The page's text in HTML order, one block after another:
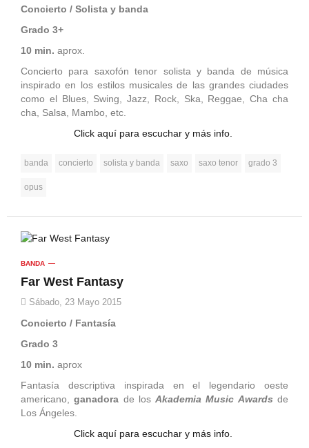
Concierto / Solista y banda
Grado 3+
10 min. aprox.
Concierto para saxofón tenor solista y banda de música
inspirado en los estilos musicales de las grandes ciudades
como el Blues, Swing, Jazz, Rock, Ska, Reggae, Cha cha
cha, Salsa, Mambo, etc.
Click aquí para escuchar y más info.
banda concierto solista y banda saxo saxo tenor grado 3
opus
BANDA
Far West Fantasy
Sábado, 23 Mayo 2015
Concierto / Fantasía
Grado 3
10 min. aprox
Fantasía descriptiva inspirada en el legendario oeste
americano,ganadora de losAkademia Music Awards de
Los Ángeles.
Click aquí para escuchar y más info.